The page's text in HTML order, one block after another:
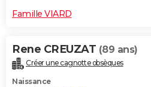
Famille VIARD
Rene CREUZAT (89 ans)
Créer une cagnotte obsèques
Naissance